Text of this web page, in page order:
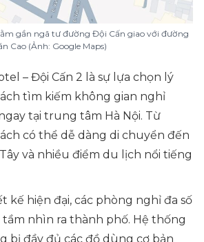
gần ngã tư đường Đội Cấn giao với đường
Cao (Ảnh: Google Maps)
– Đội Cấn 2 là sự lựa chọn lý
tìm kiếm không gian nghỉ
tại trung tâm Hà Nội. Từ
có thể dễ dàng di chuyển đến
và nhiều điểm du lịch nổi tiếng
kế hiện đại, các phòng nghỉ đa số
tầm nhìn ra thành phố. Hệ thống
bị đầy đủ các đồ dùng cơ bản